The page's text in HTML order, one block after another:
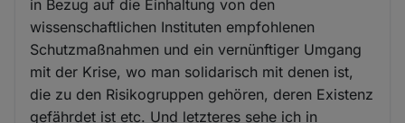
in Bezug auf die Einhaltung von den
wissenschaftlichen Instituten empfohlenen
Schutzmaßnahmen und ein vernünftiger Umgang
mit der Krise, wo man solidarisch mit denen ist,
die zu den Risikogruppen gehören, deren Existenz
gefährdet ist etc. Und letzteres sehe ich in